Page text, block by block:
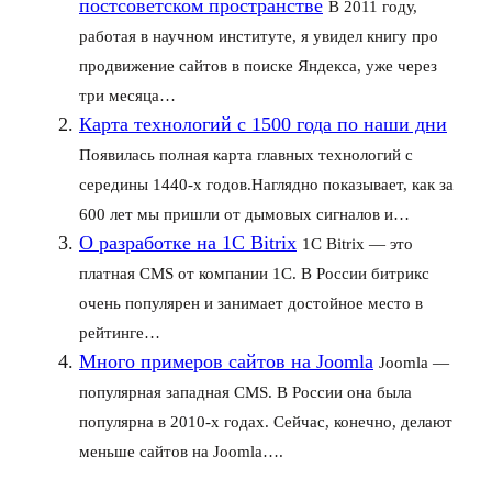
постсоветском пространстве В 2011 году,
работая в научном институте, я увидел книгу про
продвижение сайтов в поиске Яндекса, уже через
три месяца…
Карта технологий с 1500 года по наши дни
Появилась полная карта главных технологий с
середины 1440-х годов.Наглядно показывает, как за
600 лет мы пришли от дымовых сигналов и…
О разработке на 1C Bitrix 1C Bitrix — это
платная CMS от компании 1C. В России битрикс
очень популярен и занимает достойное место в
рейтинге…
Много примеров сайтов на Joomla Joomla —
популярная западная CMS. В России она была
популярна в 2010-х годах. Сейчас, конечно, делают
меньше сайтов на Joomla….